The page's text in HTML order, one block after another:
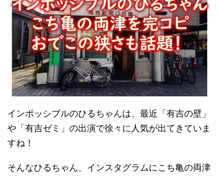
インポッシブルのひるちゃんは、最近「有吉の壁」
や「有吉ゼミ」の出演で徐々に人気が出てきていま
すね！
そんなひるちゃん、インスタグラムにこち亀の両津